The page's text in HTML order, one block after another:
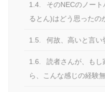
1.4.
そのNECのノー
るとん)はどう思ったの
1.5. 何故、高いと言い
1.6.
読者さんが、もし
ら、こんな感じの経験